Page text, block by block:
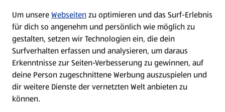
WhatsApp
Über ALDI SÜD
Filialen
Um unsereWebseitenzu optimieren und das Surf-Erlebnis
für dich so angenehm und persönlich wie möglich zu
gestalten, setzen wir Technologien ein, die dein
Surfverhalten erfassen und analysieren, um daraus
Erkenntnisse zur Seiten-Verbesserung zu gewinnen, auf
deine Person zugeschnittene Werbung auszuspielen und
dir weitere Dienste der vernetzten Welt anbieten zu
können.